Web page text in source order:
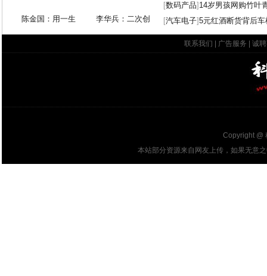
陈金国：用一生 李华兵：二次创
[数码产品] 14岁男孩网购竹叶
[汽车电子]5元红酒断货背后
联系我们 广告服务 诚
Copyright @
本站部分资源来自网友上传，如果无意